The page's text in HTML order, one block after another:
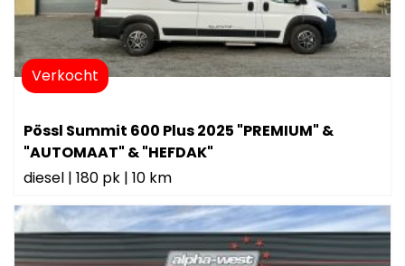
Verkocht
Pössl Summit 600 Plus 2025 "PREMIUM" &
"AUTOMAAT" & "HEFDAK"
diesel | 180 pk | 10 km